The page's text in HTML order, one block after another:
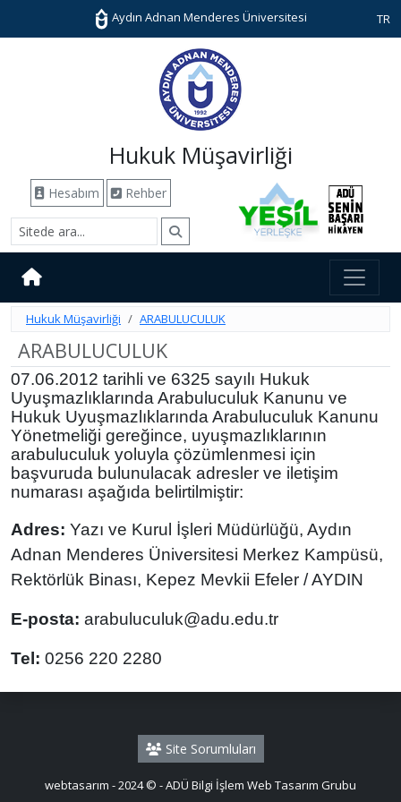
Aydın Adnan Menderes Üniversitesi TR
Hukuk Müşavirliği
Hesabım Rehber
Hukuk Müşavirliği ARABULUCULUK
ARABULUCULUK
07.06.2012 tarihli ve 6325 sayılı Hukuk
Uyuşmazlıklarında Arabuluculuk Kanunu ve
Hukuk Uyuşmazlıklarında Arabuluculuk Kanunu
Yönetmeliği gereğince, uyuşmazlıklarının
arabuluculuk yoluyla çözümlenmesi için
başvuruda bulunulacak adresler ve iletişim
numarası aşağıda belirtilmiştir:
Adres: Yazı ve Kurul İşleri Müdürlüğü, Aydın
Adnan Menderes Üniversitesi Merkez Kampüsü,
Rektörlük Binası, Kepez Mevkii Efeler / AYDIN
E-posta: arabuluculuk@adu.edu.tr
Tel: 0256 220 2280
Site Sorumluları
webtasarım - 2024 © - ADÜ Bilgi İşlem Web Tasarım Grubu